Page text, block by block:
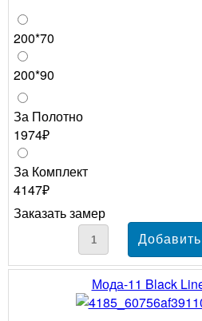
200*70
200*90
За Полотно
1974₽
За Комплект
4147₽
Заказать замер
Мода-11 Black